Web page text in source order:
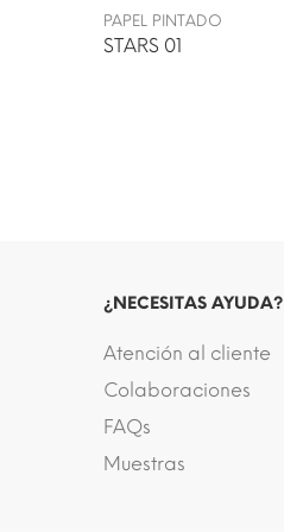
PAPEL PINTADO
STARS 01
¿NECESITAS AYUDA?
Atención al cliente
Colaboraciones
FAQs
Muestras